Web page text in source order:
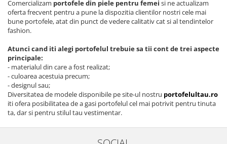
Comercializam portofele din piele pentru femei si ne actualizam
oferta frecvent pentru a pune la dispozitia clientilor nostri cele mai
bune portofele, atat din punct de vedere calitativ cat si al tendintelor
fashion.
Atunci cand iti alegi portofelul trebuie sa tii cont de trei aspecte
principale:
- materialul din care a fost realizat;
- culoarea acestuia precum;
- designul sau;
Diversitatea de modele disponibile pe site-ul nostru portofelultau.ro
iti ofera posibilitatea de a gasi portofelul cel mai potrivit pentru tinuta
ta, dar si pentru stilul tau vestimentar.